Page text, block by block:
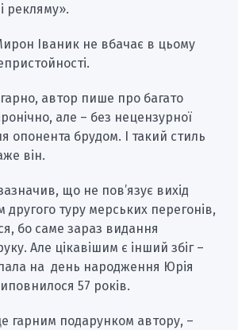
рекляму».
Іваник не вбачає в цьому
автор пише про багато
але – без нецензурної
опонента брудом. І такий стиль
він.
що не пов’язує вихід
другого туру мерських перегонів,
бо саме зараз видання
Але цікавішим є інший збіг –
на день народження Юрія
57 років.
гарним подарунком автору, –